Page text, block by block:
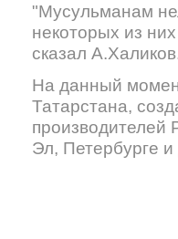
"Мусульманам
некоторых из
сказал
На данный
Татарстана,
производителей
Эл, Петербурге и